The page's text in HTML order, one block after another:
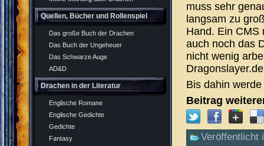
Quellen, Bücher und Rollenspiel
Das große Buch der Drachen
Das Buch der Ungeheuer
Das Schwarze Auge
AD&D
Drachen in der Literatur
Englische Romane
Englische Gedichte
Gedichte
Fantasy
muss sehr
langsam zu
Hand. Ein CMS
auch noch das
nicht wenig
Bis dahin
Beitrag
Veröffentlicht